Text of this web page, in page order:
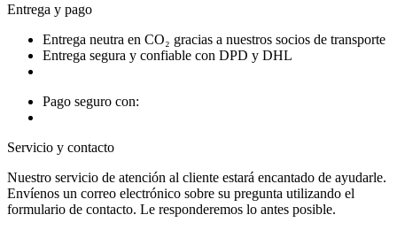
Entrega y pago
Entrega neutra en CO₂ gracias a nuestros socios de transporte
Entrega segura y confiable con DPD y DHL
Pago seguro con:
Servicio y contacto
Nuestro servicio de atención al cliente estará encantado de ayudarle.
Envíenos un correo electrónico sobre su pregunta utilizando el
formulario de contacto. Le responderemos lo antes posible.